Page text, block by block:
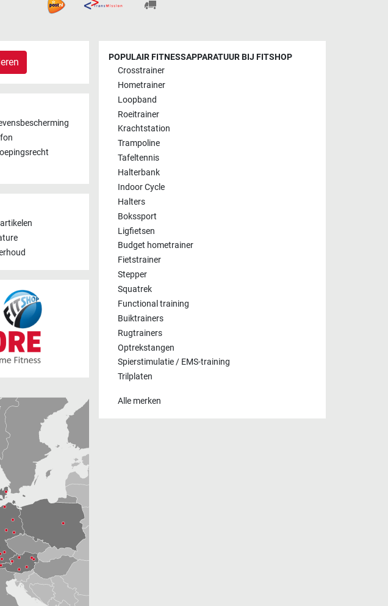
POPULAIR FITNESSAPPARATUUR BIJ FITSHOP
Crosstrainer
Hometrainer
Loopband
Roeitrainer
Krachtstation
Trampoline
Tafeltennis
Halterbank
Indoor Cycle
Halters
Bokssport
Ligfietsen
Budget hometrainer
Fietstrainer
Stepper
Squatrek
Functional training
Buiktrainers
Rugtrainers
Optrekstangen
Spierstimulatie / EMS-training
Trilplaten
Alle merken